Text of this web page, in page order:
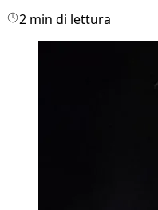
2 min di lettura